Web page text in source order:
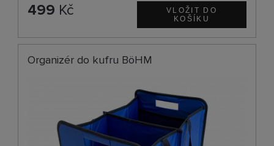
499 Kč
Organizér do kufru BöHM